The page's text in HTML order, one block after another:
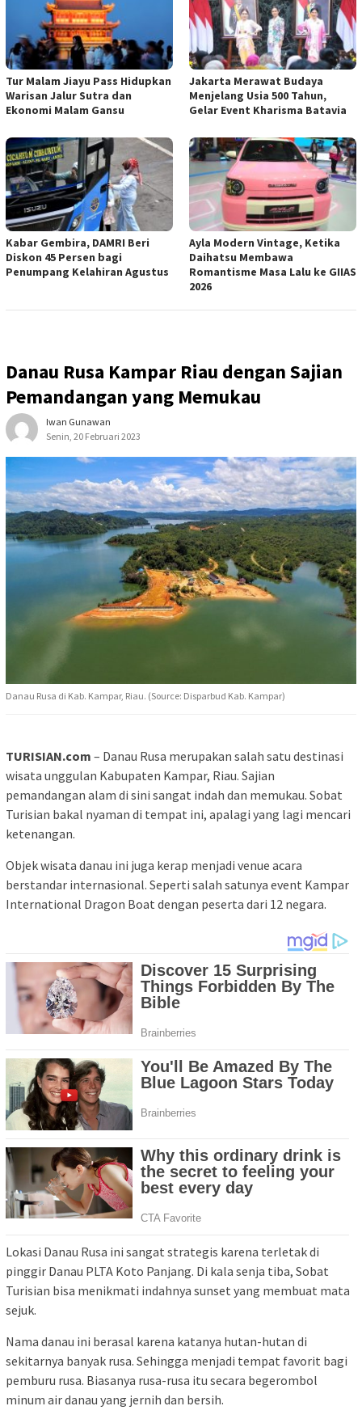
Tur Malam Jiayu Pass Hidupkan
Warisan Jalur Sutra dan
Ekonomi Malam Gansu
Jakarta Merawat Budaya
Menjelang Usia 500 Tahun,
Gelar Event Kharisma Batavia
Kabar Gembira, DAMRI Beri
Diskon 45 Persen bagi
Penumpang Kelahiran Agustus
Ayla Modern Vintage, Ketika
Daihatsu Membawa
Romantisme Masa Lalu ke GIIAS
2026
Danau Rusa Kampar Riau dengan Sajian
Pemandangan yang Memukau
Iwan Gunawan
Senin, 20 Februari 2023
Danau Rusa di Kab. Kampar, Riau. (Source: Disparbud Kab. Kampar)
TURISIAN.com – Danau Rusa merupakan salah satu destinasi
wisata unggulan Kabupaten Kampar, Riau. Sajian
pemandangan alam di sini sangat indah dan memukau. Sobat
Turisian bakal nyaman di tempat ini, apalagi yang lagi mencari
ketenangan.
Objek wisata danau ini juga kerap menjadi venue acara
berstandar internasional. Seperti salah satunya event Kampar
International Dragon Boat dengan peserta dari 12 negara.
Lokasi Danau Rusa ini sangat strategis karena terletak di
pinggir Danau PLTA Koto Panjang. Di kala senja tiba, Sobat
Turisian bisa menikmati indahnya sunset yang membuat mata
sejuk.
Nama danau ini berasal karena katanya hutan-hutan di
sekitarnya banyak rusa. Sehingga menjadi tempat favorit bagi
pemburu rusa. Biasanya rusa-rusa itu secara begerombol
minum air danau yang jernih dan bersih.